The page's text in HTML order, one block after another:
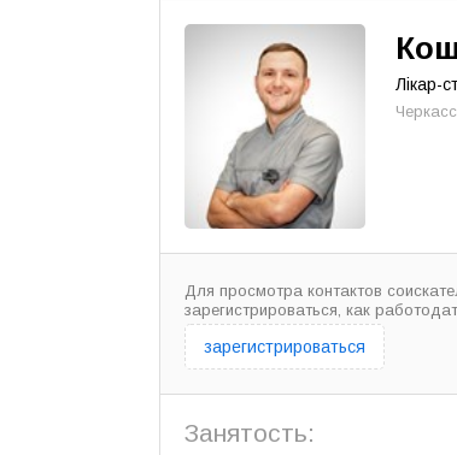
Лікар-
Для просмотра контактов
зарегистрироваться, как
зарегистрироваться
Занятость: